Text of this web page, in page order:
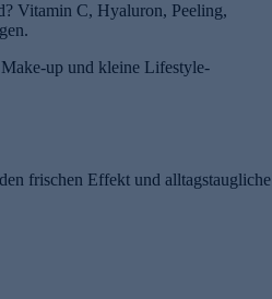
Vitamin C, Hyaluron, Peeling,
up und kleine Lifestyle-
frischen Effekt und alltagstaugliche